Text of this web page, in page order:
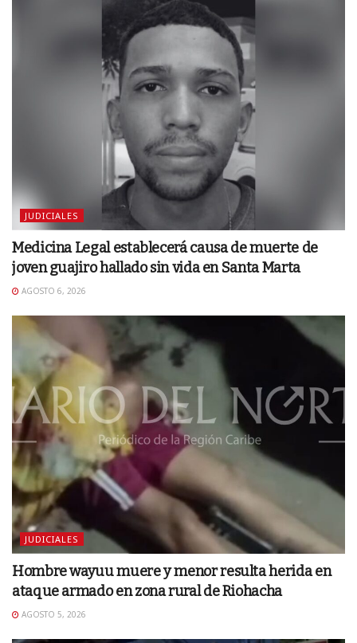
JUDICIALES
Medicina Legal establecerá causa de muerte de
joven guajiro hallado sin vida en Santa Marta
AGOSTO 6, 2026
JUDICIALES
Hombre wayuu muere y menor resulta herida en
ataque armado en zona rural de Riohacha
AGOSTO 5, 2026